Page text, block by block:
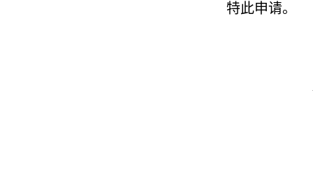
特此申请。